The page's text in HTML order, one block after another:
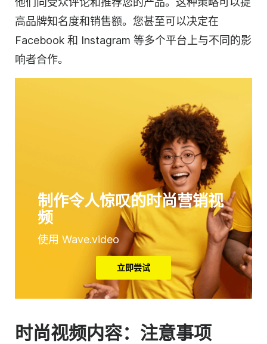
高品牌知名度和销售额。您甚至可以决定在
Facebook 和 Instagram 等多个平台上与不同的影
响者合作。
制作令人惊叹的时尚营销视
频
使用 Wave.video
立即尝试
时尚视频内容：注意事项